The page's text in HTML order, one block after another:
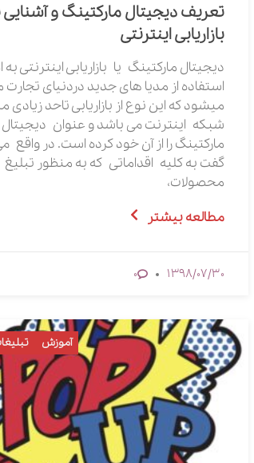
تعریف دیجیتال مارکتینگ و آشنایی
بازاریابی اینترنتی
دیجیتال مارکتینگ یا بازاریابی اینترنتی
استفاده از مدیا های جدید دردنیای
میشود که این نوع از بازاریابی تاحد زیادی
شبکه اینترنت می باشد و عنوان دیجیتال
مارکتینگ را از آن خود کرده است. در واقع
گفت به کلیه اقداماتی که به منظور تبلیغ
محصولات،
مطالعه بیشتر
1398/07/30
0
آموزش